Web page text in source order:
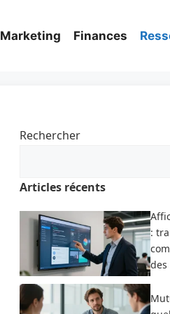
Marketing Finances
Rechercher
Articles récents
:
des